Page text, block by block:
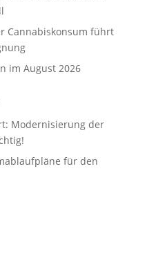
Cannabiskonsum führt
im August 2026
Modernisierung der
für den